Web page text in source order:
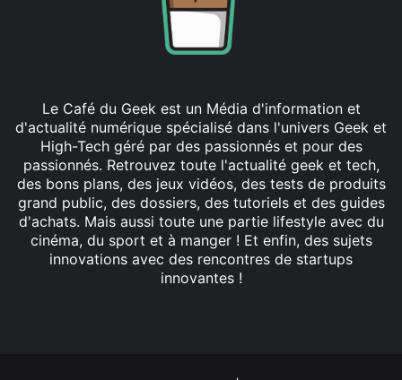
Le Café du Geek est un Média d'information et
d'actualité numérique spécialisé dans l'univers Geek et
High-Tech géré par des passionnés et pour des
passionnés. Retrouvez toute l'actualité geek et tech,
des bons plans, des jeux vidéos, des tests de produits
grand public, des dossiers, des tutoriels et des guides
d'achats. Mais aussi toute une partie lifestyle avec du
cinéma, du sport et à manger ! Et enfin, des sujets
innovations avec des rencontres de startups
innovantes !